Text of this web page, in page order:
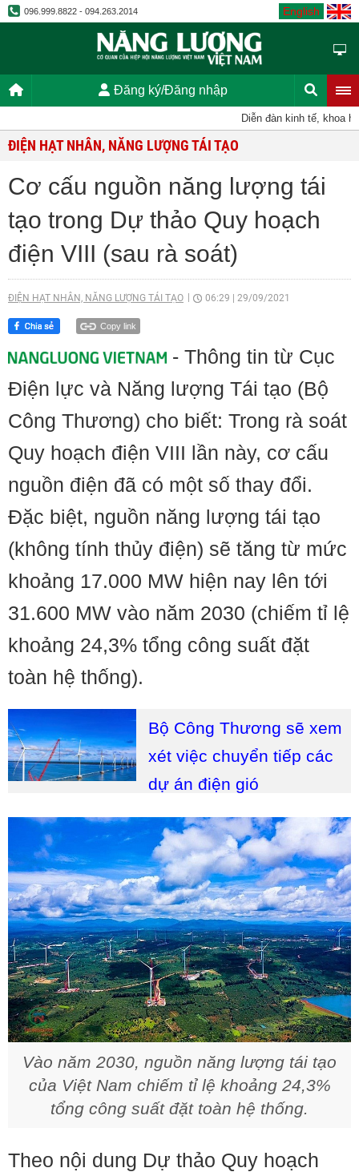
096.999.8822 - 094.263.2014 English
Đăng ký/Đăng nhập
Diễn đàn kinh tế, khoa
ĐIỆN HẠT NHÂN, NĂNG LƯỢNG TÁI TẠO
Cơ cấu nguồn năng lượng tái
tạo trong Dự thảo Quy hoạch
điện VIII (sau rà soát)
ĐIỆN HẠT NHÂN, NĂNG LƯỢNG TÁI TẠO 06:29 29/09/2021
Copy link
- Thông tin từ Cục
Điện lực và Năng lượng Tái tạo (Bộ
Công Thương) cho biết: Trong rà soát
Quy hoạch điện VIII lần này, cơ cấu
nguồn điện đã có một số thay đổi.
Đặc biệt, nguồn năng lượng tái tạo
(không tính thủy điện) sẽ tăng từ mức
khoảng 17.000 MW hiện nay lên tới
31.600 MW vào năm 2030 (chiếm tỉ lệ
khoảng 24,3% tổng công suất đặt
toàn hệ thống).
Bộ Công Thương sẽ xem
xét việc chuyển tiếp các
dự án điện gió
Vào năm 2030, nguồn năng lượng tái tạo
của Việt Nam chiếm tỉ lệ khoảng 24,3%
tổng công suất đặt toàn hệ thống.
Theo nội dung Dự thảo Quy hoạch